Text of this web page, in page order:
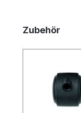
Produktgalerie
Zubehör